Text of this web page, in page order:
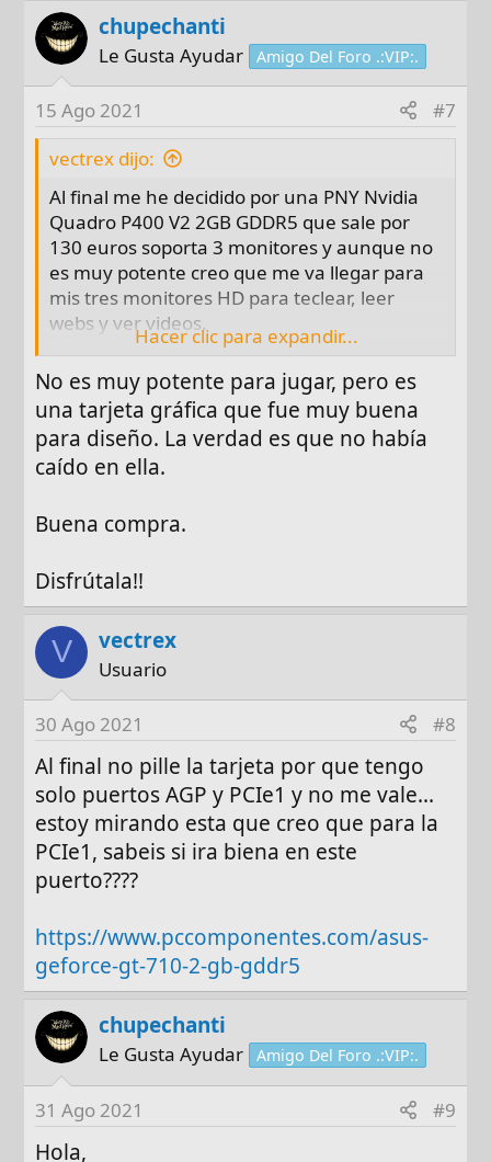
chupechanti
Le Gusta Ayudar Amigo Del Foro .:VIP:.
15 Ago 2021
#7
vectrex dijo:
Al final me he decidido por una PNY Nvidia
Quadro P400 V2 2GB GDDR5 que sale por
130 euros soporta 3 monitores y aunque no
es muy potente creo que me va llegar para
mis tres monitores HD para teclear, leer
webs y ver videos.
https://www.pccomponentes.com/pny-
nvidia-quadro-p400-v2-2gb-gddr5
Muchas gracias chupechanti,
ramirolologaming!!!!
Hacer clic para expandir...
No es muy potente para jugar, pero es
una tarjeta gráfica que fue muy buena
para diseño. La verdad es que no había
caído en ella.
Buena compra.
Disfrútala!!
V vectrex
Usuario
30 Ago 2021 #8
Al final no pille la tarjeta por que tengo
solo puertos AGP y PCIe1 y no me vale...
estoy mirando esta que creo que para la
PCIe1, sabeis si ira biena en este
puerto????
https://www.pccomponentes.com/asus-
geforce-gt-710-2-gb-gddr5
chupechanti
Le Gusta Ayudar Amigo Del Foro .:VIP:.
31 Ago 2021 #9
Hola,